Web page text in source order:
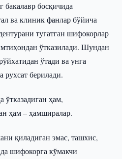
бакалавр босқичида
ва клиник фанлар бўйича
тугатган шифокорлар
ўтказилади. Шундан
ўтади ва унга
берилади.
ўтказадиган ҳам,
ҳам – ҳамширалар.
қиладиган эмас, ташхис,
шифокорга кўмакчи